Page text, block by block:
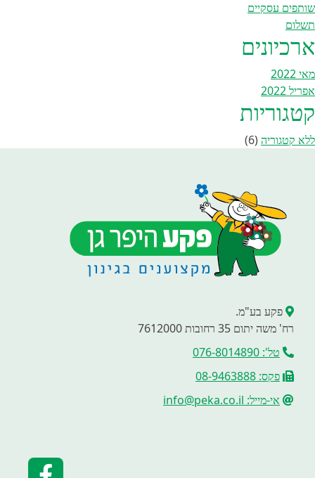
שותפים עסקיים
תשלום
ארכיונים
מאי 2022
אפריל 2022
קטגוריות
ללא קטגוריה(6)
פקע בע"מ.
רח' משה יתום 35 רחובות 7612000
טל': 076-8014890
פקס: 08-9463888
אי-מייל: info@peka.co.il